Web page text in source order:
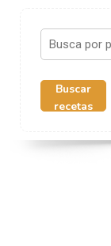
Buscar
recetas